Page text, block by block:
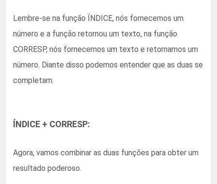
Lembre-se na função ÍNDICE, nós fornecemos um
número e a função retornou um texto, na função
CORRESP, nós fornecemos um texto e retornamos um
número. Diante disso podemos entender que as duas se
completam.
ÍNDICE + CORRESP:
Agora, vamos combinar as duas funções para obter um
resultado poderoso.